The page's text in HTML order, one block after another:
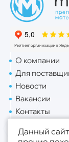
О компании
Для
Новости
Вакансии
Контакты
Данный